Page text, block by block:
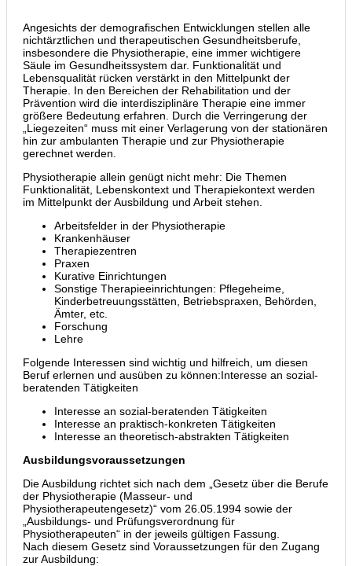
Angesichts der demografischen Entwicklungen stellen alle
nichtärztlichen und therapeutischen Gesundheitsberufe,
insbesondere die Physiotherapie, eine immer wichtigere
Säule im Gesundheitssystem dar. Funktionalität und
Lebensqualität rücken verstärkt in den Mittelpunkt der
Therapie. In den Bereichen der Rehabilitation und der
Prävention wird die interdisziplinäre Therapie eine immer
größere Bedeutung erfahren. Durch die Verringerung der
„Liegezeiten“ muss mit einer Verlagerung von der stationären
hin zur ambulanten Therapie und zur Physiotherapie
gerechnet werden.
Physiotherapie allein genügt nicht mehr: Die Themen
Funktionalität, Lebenskontext und Therapiekontext werden
im Mittelpunkt der Ausbildung und Arbeit stehen.
Arbeitsfelder in der Physiotherapie
Krankenhäuser
Therapiezentren
Praxen
Kurative Einrichtungen
Sonstige Therapieeinrichtungen: Pflegeheime,
Kinderbetreuungsstätten, Betriebspraxen, Behörden,
Ämter, etc.
Forschung
Lehre
Folgende Interessen sind wichtig und hilfreich, um diesen
Beruf erlernen und ausüben zu können:Interesse an sozial-
beratenden Tätigkeiten
Interesse an sozial-beratenden Tätigkeiten
Interesse an praktisch-konkreten Tätigkeiten
Interesse an theoretisch-abstrakten Tätigkeiten
Ausbildungsvoraussetzungen
Die Ausbildung richtet sich nach dem „Gesetz über die Berufe
der Physiotherapie (Masseur- und
Physiotherapeutengesetz)“ vom 26.05.1994 sowie der
„Ausbildungs- und Prüfungsverordnung für
Physiotherapeuten“ in der jeweils gültigen Fassung.
Nach diesem Gesetz sind Voraussetzungen für den Zugang
zur Ausbildung: